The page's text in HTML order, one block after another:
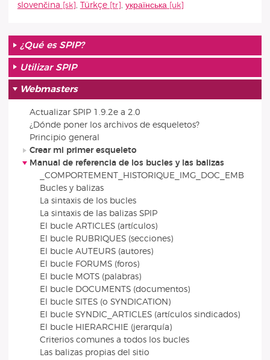
slovenčina
, Türkçe , українська
¿Qué es SPIP?
Utilizar SPIP
Webmasters
Actualizar SPIP 1.9.2e a 2.0
¿Dónde poner los archivos de esqueletos?
Principio general
Crear mi primer esqueleto
Manual de referencia de los bucles y las balizas
_COMPORTEMENT_HISTORIQUE_IMG_DOC_EMB
Bucles y balizas
La sintaxis de los bucles
La sintaxis de las balizas SPIP
El bucle ARTICLES (artículos)
El bucle RUBRIQUES (secciones)
El bucle AUTEURS (autores)
El bucle FORUMS (foros)
El bucle MOTS (palabras)
El bucle DOCUMENTS (documentos)
El bucle SITES (o SYNDICATION)
El bucle SYNDIC_ARTICLES (artículos sindicados)
El bucle HIERARCHIE (jerarquía)
Criterios comunes a todos los bucles
Las balizas propias del sitio